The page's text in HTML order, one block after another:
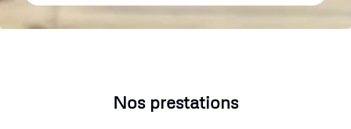
Nos prestations